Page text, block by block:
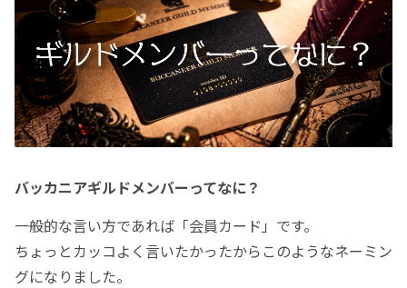
バッカニアギルドメンバーってなに？
一般的な言い方であれば「会員カード」です。
ちょっとカッコよく言いたかったからこのようなネーミン
グになりました。